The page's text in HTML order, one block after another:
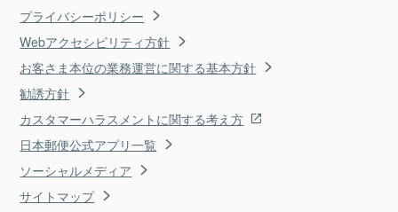
プライバシーポリシー
Webアクセシビリティ方針
お客さま本位の業務運営に関する基本方針
勧誘方針
カスタマーハラスメントに関する考え方
日本郵便公式アプリ一覧
ソーシャルメディア
サイトマップ